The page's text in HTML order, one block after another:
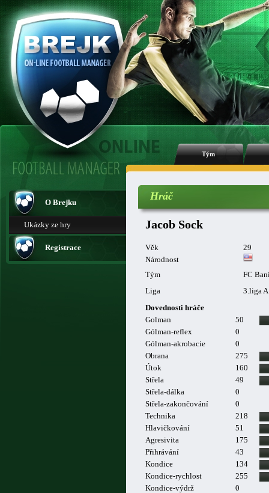
Tým
O Brejku
Ukázky ze hry
Registrace
Hráč
Jacob Sock
Věk
29
Národnost
Tým
FC
Liga
3.liga A
Dovednosti hráče
Golman
50
Gólman-reflex
0
Gólman-akrobacie
0
Obrana
275
Útok
160
Střela
49
Střela-dálka
0
Střela-zakončování
0
Technika
218
Hlavičkování
51
Agresivita
175
Přihrávání
43
Kondice
134
Kondice-rychlost
255
Kondice-výdrž
0